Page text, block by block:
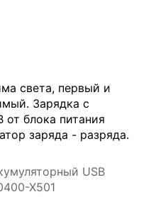
света, первый и
Зарядка с
блока питания
заряда - разряда.
USB
X501